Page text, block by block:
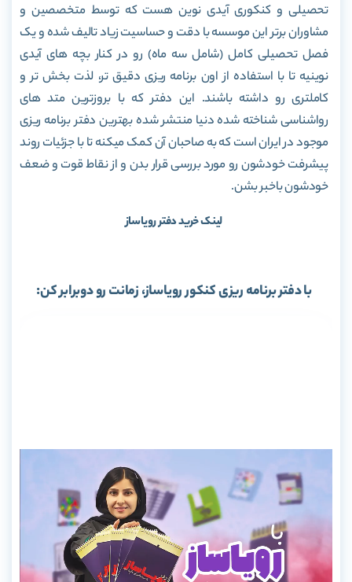
تحصیلی و کنکوری آیدی نوین هست که توسط متخصصین و
مشاوران برتر این موسسه با دقت و حساسیت زیاد تالیف شده و یک
فصل تحصیلی کامل (شامل سه ماه) رو در کنار بچه های آیدی
نوینیه تا با استفاده از اون برنامه ریزی دقیق تر، لذت بخش تر و
کاملتری رو داشته باشند. این دفتر که با بروزترین متد های
رواشناسی شناخته شده دنیا منتشر شده بهترین دفتر برنامه ریزی
موجود در ایران است که به صاحبان آن کمک میکنه تا با جزئیات روند
پیشرفت خودشون رو مورد بررسی قرار بدن و از نقاط قوت و ضعف
خودشون باخبر بشن.
لینک خرید دفتر رویاساز
با دفتر برنامه ریزی کنکور رویاساز، زمانت رو دوبرابر کن: